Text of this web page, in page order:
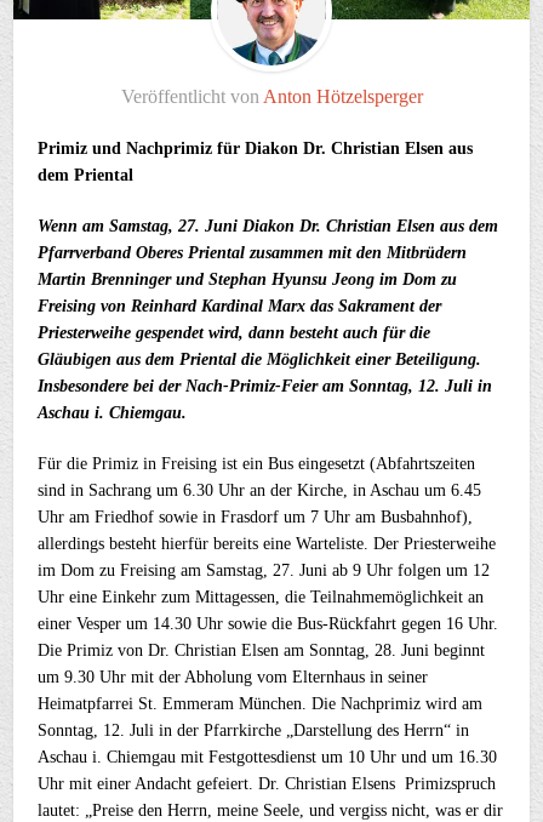
Veröffentlicht von Anton Hötzelsperger
Primiz und Nachprimiz für Diakon Dr. Christian Elsen aus
dem Priental
Wenn am Samstag, 27. Juni Diakon Dr. Christian Elsen aus dem
Pfarrverband Oberes Priental zusammen mit den Mitbrüdern
Martin Brenninger und Stephan Hyunsu Jeong im Dom zu
Freising von Reinhard Kardinal Marx das Sakrament der
Priesterweihe gespendet wird, dann besteht auch für die
Gläubigen aus dem Priental die Möglichkeit einer Beteiligung.
Insbesondere bei der Nach-Primiz-Feier am Sonntag, 12. Juli in
Aschau i. Chiemgau.
Für die Primiz in Freising ist ein Bus eingesetzt (Abfahrtszeiten
sind in Sachrang um 6.30 Uhr an der Kirche, in Aschau um 6.45
Uhr am Friedhof sowie in Frasdorf um 7 Uhr am Busbahnhof),
allerdings besteht hierfür bereits eine Warteliste. Der Priesterweihe
im Dom zu Freising am Samstag, 27. Juni ab 9 Uhr folgen um 12
Uhr eine Einkehr zum Mittagessen, die Teilnahmemöglichkeit an
einer Vesper um 14.30 Uhr sowie die Bus-Rückfahrt gegen 16 Uhr.
Die Primiz von Dr. Christian Elsen am Sonntag, 28. Juni beginnt
um 9.30 Uhr mit der Abholung vom Elternhaus in seiner
Heimatpfarrei St. Emmeram München. Die Nachprimiz wird am
Sonntag, 12. Juli in der Pfarrkirche „Darstellung des Herrn“ in
Aschau i. Chiemgau mit Festgottesdienst um 10 Uhr und um 16.30
Uhr mit einer Andacht gefeiert. Dr. Christian Elsens Primizspruch
lautet: „Preise den Herrn, meine Seele, und vergiss nicht, was er dir